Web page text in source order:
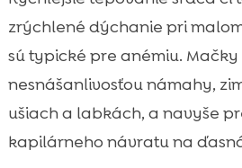
zrýchlené dýchanie pri
sú typické pre anémiu.
nesnášanlivosťou námahy,
ušiach a labkách, a navyše
kapilárneho návratu na